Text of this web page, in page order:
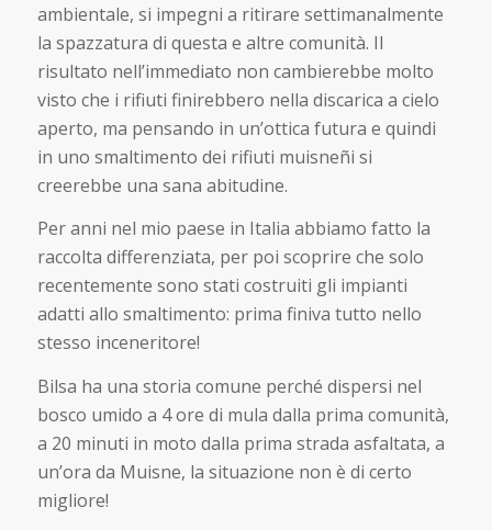
ambientale, si impegni a ritirare settimanalmente
la spazzatura di questa e altre comunità. Il
risultato nell’immediato non cambierebbe molto
visto che i rifiuti finirebbero nella discarica a cielo
aperto, ma pensando in un’ottica futura e quindi
in uno smaltimento dei rifiuti muisneñi si
creerebbe una sana abitudine.
Per anni nel mio paese in Italia abbiamo fatto la
raccolta differenziata, per poi scoprire che solo
recentemente sono stati costruiti gli impianti
adatti allo smaltimento: prima finiva tutto nello
stesso inceneritore!
Bilsa ha una storia comune perché dispersi nel
bosco umido a 4 ore di mula dalla prima comunità,
a 20 minuti in moto dalla prima strada asfaltata, a
un’ora da Muisne, la situazione non è di certo
migliore!